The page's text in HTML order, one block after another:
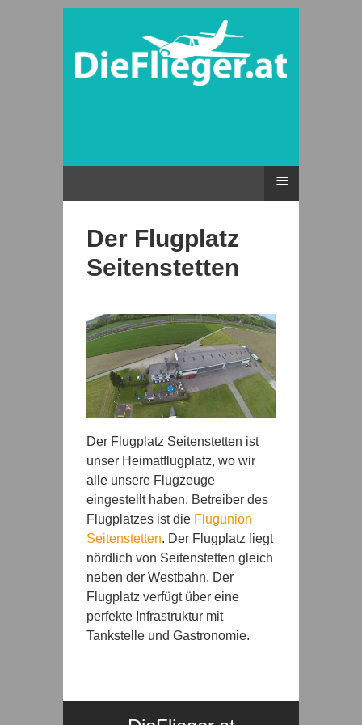
≡
Der Flugplatz
Seitenstetten
Der Flugplatz Seitenstetten ist
unser Heimatflugplatz, wo wir
alle unsere Flugzeuge
eingestellt haben. Betreiber des
Flugplatzes ist die Flugunion
Seitenstetten. Der Flugplatz liegt
nördlich von Seitenstetten gleich
neben der Westbahn. Der
Flugplatz verfügt über eine
perfekte Infrastruktur mit
Tankstelle und Gastronomie.